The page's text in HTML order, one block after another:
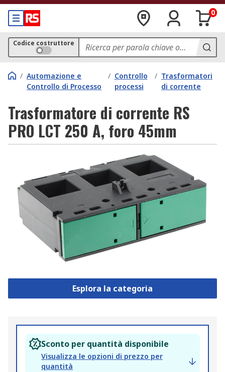
0
Codice costruttore
/ Automazione e
Controllo di Processo
/ Controllo
processi
/ Trasformatori
di corrente
Trasformatore di corrente RS
PRO LCT 250 A, foro 45mm
Esplora la categoria
Sconto per quantità disponibile
Visualizza le opzioni di prezzo per
quantità